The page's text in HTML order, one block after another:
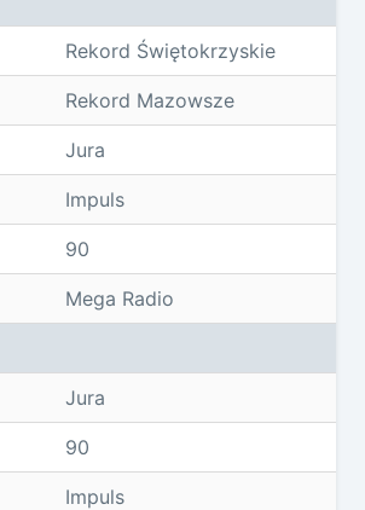
Rekord Świętokrzyskie
Rekord Mazowsze
Jura
Impuls
90
Mega Radio
Jura
90
Impuls